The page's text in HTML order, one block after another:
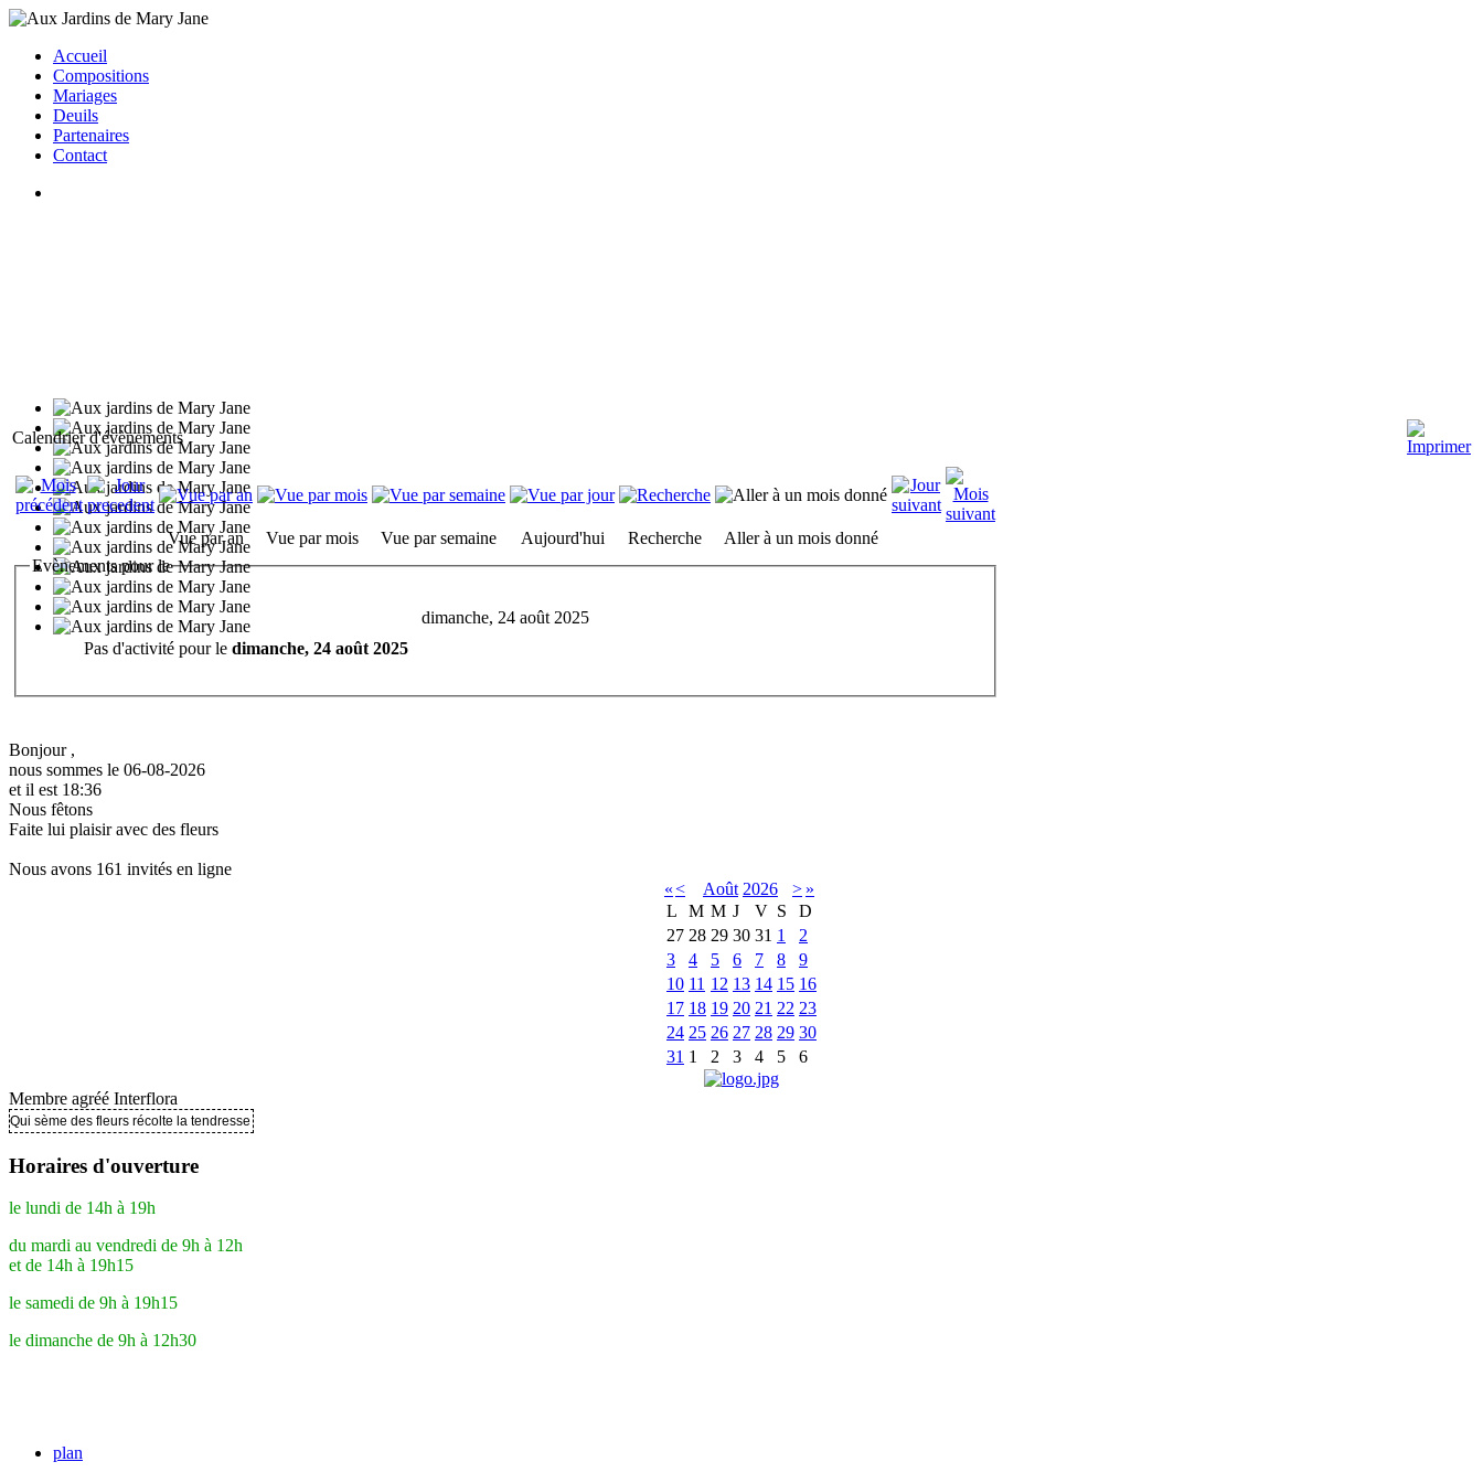
Accueil
Compositions
Mariages
Deuils
Partenaires
Contact
Calendrier d'évènements
Vue par an Vue par mois Vue par semaine Aujourd'hui Recherche
Aller à un mois donné
Evènements pour le
dimanche, 24 août 2025
Pas d'activité pour le dimanche, 24 août 2025
Bonjour ,
nous sommes le 06-08-2026
et il est 18:36
Nous fêtons
Faite lui plaisir avec des fleurs
Nous avons 161 invités en ligne
«< Août 2026 > »
L
M M J V S
D
27 28 29 30 31 1
2
3
4 5 6 7 8
9
10 11 12 13 14 15 16
17 18 19 20 21 22 23
24 25 26 27 28 29 30
31 1 2 3 4 5 6
Membre agréé Interflora
Qui sème des fleurs récolte la tendresse ..
Horaires d'ouverture
le lundi de 14h à 19h
du mardi au vendredi de 9h à 12h
et de 14h à 19h15
le samedi de 9h à 19h15
le dimanche de 9h à 12h30
plan